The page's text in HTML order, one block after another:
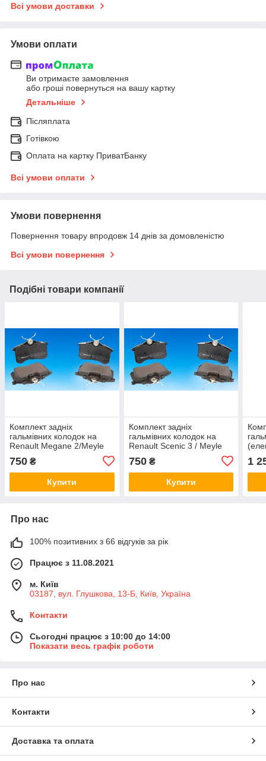
Всі умови доставки
Умови оплати
Ви отримаєте замовлення
або гроші повернуться на вашу картку
Детальніше
Післяплата
Готівкою
Оплата на картку ПриватБанку
Всі умови оплати
Умови повернення
Повернення товару впродовж 14 днів за домовленістю
Всі умови повернення
Подібні товари компанії
Комплект задніх
гальмівних колодок на
Renault Megane 2/Meyle
750 ₴
Купити
Комплект задніх
гальмівних колодок на
Renault Scenic 3 / Meyle
750₴
Купити
025
1
Про нас
100% позитивних з 66 відгуків за рік
Працює з 11.08.2021
м. Київ
03187, вул. Глушкова, 13-Б, Київ, Україна
Контакти
Сьогодні працює з 10:00 до 14:00
Показати весь графік роботи
Про нас
Контакти
Доставка та оплата